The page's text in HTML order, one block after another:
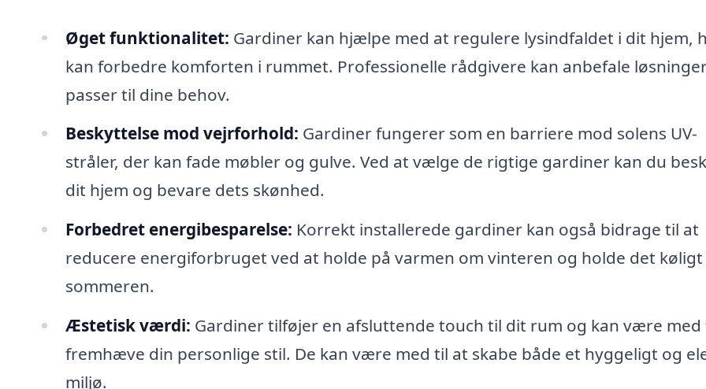
Øget funktionalitet: Gardiner kan hjælpe med at regulere lysindfaldet i dit hjem,
kan forbedre komforten i rummet. Professionelle rådgivere kan anbefale
passer til dine behov.
Beskyttelse mod vejrforhold: Gardiner fungerer som en barriere mod solens UV-
stråler, der kan fade møbler og gulve. Ved at vælge de rigtige gardiner kan du
dit hjem og bevare dets skønhed.
Forbedret energibesparelse: Korrekt installerede gardiner kan også bidrage til at
reducere energiforbruget ved at holde på varmen om vinteren og holde det
sommeren.
Æstetisk værdi: Gardiner tilføjer en afsluttende touch til dit rum og kan være med
fremhæve din personlige stil. De kan være med til at skabe både et hyggeligt og
miljø.